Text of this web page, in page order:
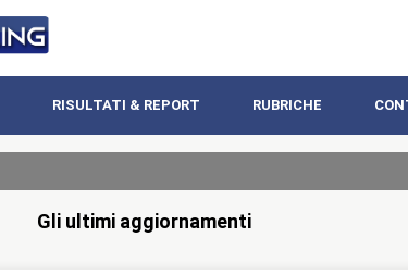
RISULTATI & REPORT RUBRICHE
Gli ultimi aggiornamenti